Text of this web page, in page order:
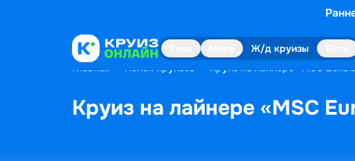
Ж/д круизы
Главная Поиск круизов Круиз на лайнере «MSC
Круиз на лайнере «MSC